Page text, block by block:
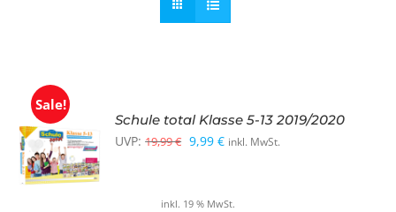
Sale!
IN DEN
WARENKORB
Schule total Klasse 5-13 2019/2020
UVP: 19,99€ Ursprünglicher
9,99€Aktueller
inkl. MwSt.
inkl. 19 % MwSt.